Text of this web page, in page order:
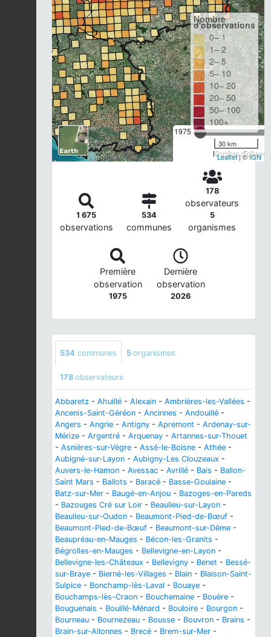
1975
Nombre
Nombre
d'observations
0– 1
1– 2
2– 5
5– 10
10– 20
20– 50
50– 100
100+
30 km
Leaflet| ©IGN
1 675
observations
534
communes
178
observateurs
5
organismes
Première
observation
1975
Dernière
observation
2026
534 communes 5 organismes
178 observateurs
Abbaretz - Ahuillé - Alexain - Ambrières-les-Vallées -
Ancenis-Saint-Géréon - Ancinnes - Andouillé -
Angers - Angrie - Antigny - Apremont - Ardenay-sur-
Mérize - Argentré - Arquenay - Artannes-sur-Thouet
- Asnières-sur-Vègre - Assé-le-Boisne - Athée -
Aubigné-sur-Layon - Aubigny-Les Clouzeaux -
Auvers-le-Hamon - Avessac - Avrillé - Bais - Ballon-
Saint Mars - Ballots - Baracé - Basse-Goulaine -
Batz-sur-Mer - Baugé-en-Anjou - Bazoges-en-Pareds
- Bazouges Cré sur Loir - Beaulieu-sur-Layon -
Beaulieu-sur-Oudon - Beaumont-Pied-de-Bœuf -
Beaumont-Pied-de-Bœuf - Beaumont-sur-Dême -
Beaupréau-en-Mauges - Bécon-les-Granits -
Bégrolles-en-Mauges - Bellevigne-en-Layon -
Bellevigne-les-Châteaux - Bellevigny - Benet - Bessé-
sur-Braye - Bierné-les-Villages - Blain - Blaison-Saint-
Sulpice - Bonchamp-lès-Laval - Bouaye -
Bouchamps-lès-Craon - Bouchemaine - Bouère -
Bouguenais - Bouillé-Ménard - Bouloire - Bourgon -
Bourneau - Bournezeau - Bousse - Bouvron - Brains -
Brain-sur-Allonnes - Brecé - Brem-sur-Mer -